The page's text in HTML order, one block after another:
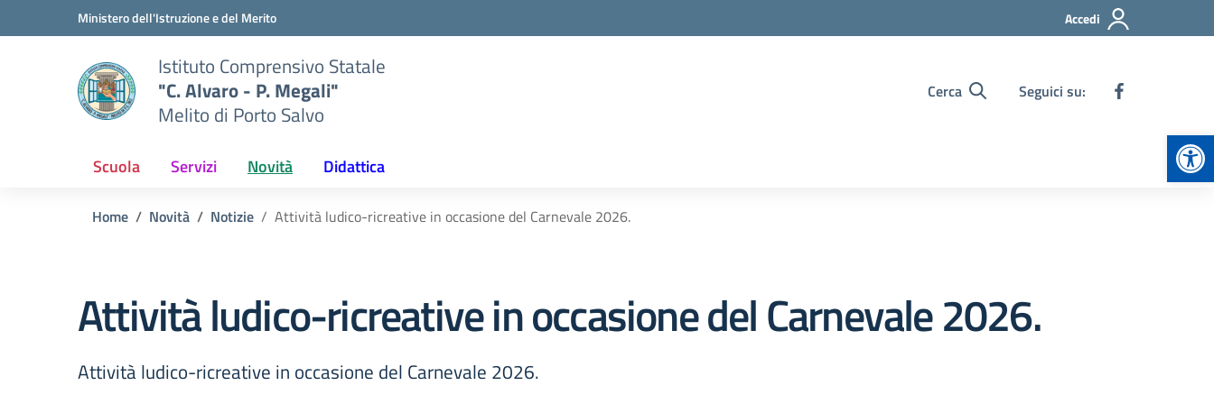
Vai ai contenuti
Vai al menu di navigazioneMinistero dell'Istruzione e del Merito Accedi
Istituto Comprensivo Statale
"C. Alvaro - P. Megali"
Melito di Porto Salvo
Cerca Seguici su:
Scuola Servizi Novità Didattica
Home Novità Notizie Attività ludico-ricreative in occasione del Carnevale 2026.
Attività ludico-ricreative in occasione del Carnevale 2026.
Attività ludico-ricreative in occasione del Carnevale 2026.